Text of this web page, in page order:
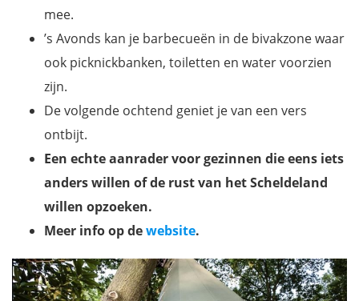
mee.
’s Avonds kan je barbecueën in de bivakzone waar
ook picknickbanken, toiletten en water voorzien
zijn.
De volgende ochtend geniet je van een vers
ontbijt.
Een echte aanrader voor gezinnen die eens iets
anders willen of de rust van het Scheldeland
willen opzoeken.
Meer info op dewebsite.